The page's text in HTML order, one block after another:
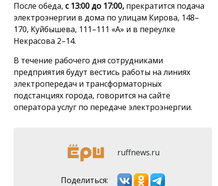
После обеда, с 13:00 до 17:00, прекратится подача
электроэнергии в дома по улицам Кирова, 148–
170, Куйбышева, 111–111 «А» и в переулке
Некрасова 2–14.
В течение рабочего дня сотрудниками
предприятия будут вестись работы на линиях
электропередач и трансформаторных
подстанциях города, говорится на сайте
оператора услуг по передаче электроэнергии.
ruffnews.ru
Поделиться: